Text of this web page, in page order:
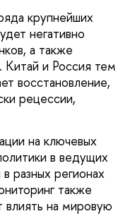
крупнейших
негативно
а также
и Россия тем
восстановление,
рецессии,
на ключевых
в ведущих
разных регионах
также
влиять на мировую